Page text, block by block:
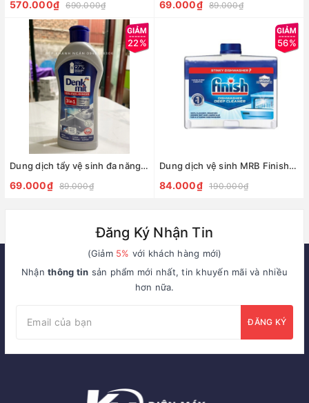
570.000₫ 690.000₫ 69.000₫ 89.000₫
22%
Dung dịch tẩy vệ sinh đa năng Denkmit nội địa Đức
69.000₫ 89.000₫
56%
Dung dịch vệ sinh MRB Finish 250ml
84.000₫ 190.000₫
Đăng Ký Nhận Tin
(Giảm 5% với khách hàng mới)
Nhậnthông tin sản phẩm mới nhất, tin khuyến mãi và nhiều
hơn nữa.
ĐĂNG KÝ